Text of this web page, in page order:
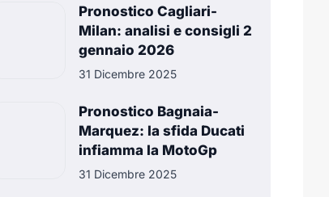
Pronostico Cagliari-
Milan: analisi e consigli 2
gennaio 2026
31 Dicembre 2025
Pronostico Bagnaia-
Marquez: la sfida Ducati
infiamma la MotoGp
31 Dicembre 2025